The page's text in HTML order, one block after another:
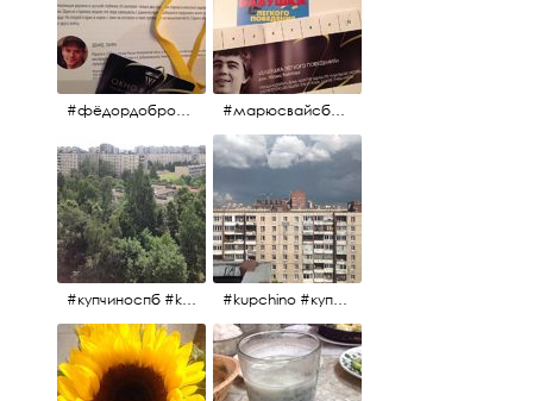
#фёдордобронравов #эдуардпарри #жилибыли #иринарозанова #марюсвайсберг #александрревва #глюкоза #любовьвбольшомгороде #ххvфестивальроссийскогокино
#купчиноспб #kupchino #kupchino #купчиноспб